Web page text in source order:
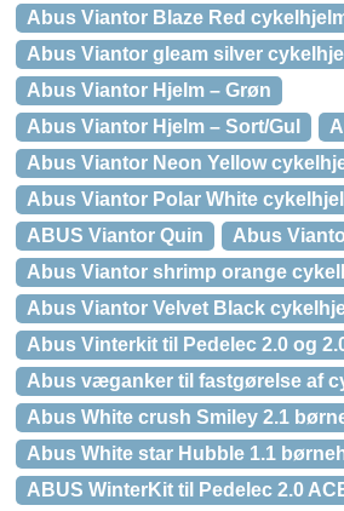
Abus Viantor Blaze Red
Abus Viantor gleam silver
Abus Viantor Hjelm – Grøn
Abus Viantor Hjelm – Sort/Gul
Abus Viantor Neon Yellow
Abus Viantor Polar White
ABUS Viantor Quin
Abus
Abus Viantor shrimp orange
Abus Viantor Velvet Black
Abus Vinterkit til Pedelec 2.0 og
Abus væganker til fastgørelse af
Abus White crush Smiley 2.1
Abus White star Hubble 1.1
ABUS WinterKit til Pedelec 2.0